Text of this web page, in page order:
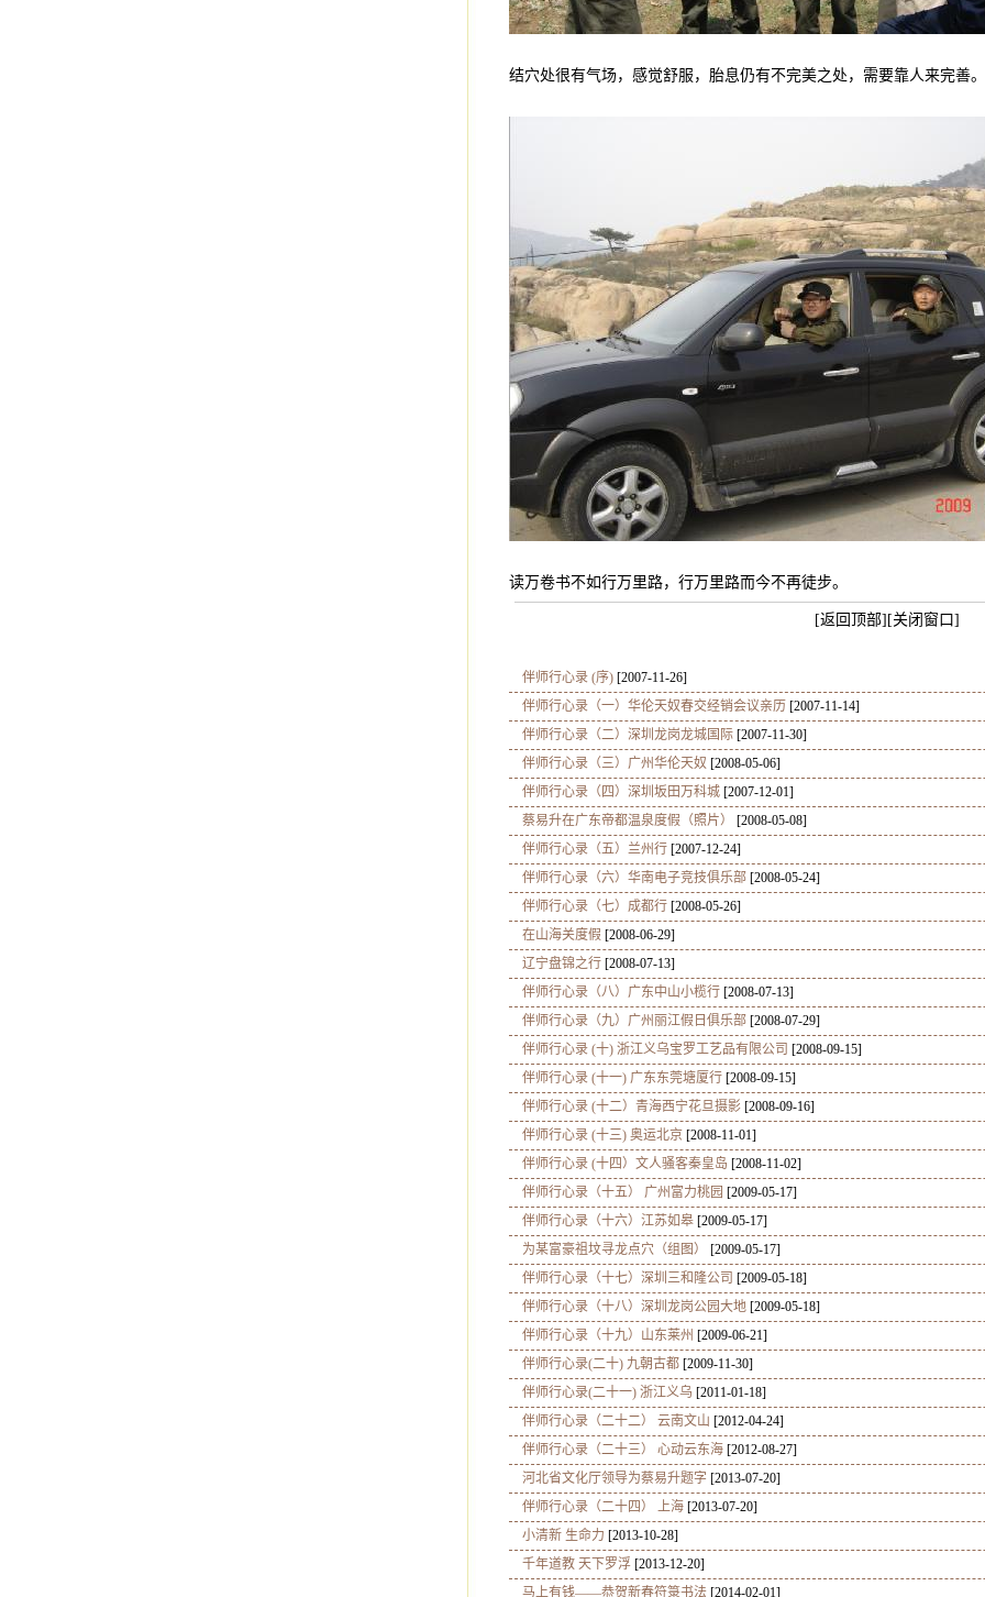
结穴处很有气场，感觉舒服，胎息仍有不完美之处，需要靠人来完善。
读万卷书不如行万里路，行万里路而今不再徒步。
[返回顶部][关闭窗口]
伴师行心录 (序) [2007-11-26]
伴师行心录（一）华伦天奴春交经销会议亲历 [2007-11-14]
伴师行心录（二）深圳龙岗龙城国际 [2007-11-30]
伴师行心录（三）广州华伦天奴 [2008-05-06]
伴师行心录（四）深圳坂田万科城 [2007-12-01]
蔡易升在广东帝都温泉度假（照片）
[2008-05-08]
伴师行心录（五）兰州行 [2007-12-24]
伴师行心录（六）华南电子竞技俱乐部 [2008-05-24]
伴师行心录（七）成都行 [2008-05-26]
在山海关度假 [2008-06-29]
辽宁盘锦之行 [2008-07-13]
伴师行心录（八）广东中山小榄行 [2008-07-13]
伴师行心录（九）广州丽江假日俱乐部 [2008-07-29]
伴师行心录 (十) 浙江义乌宝罗工艺品有限公司 [2008-09-15]
伴师行心录 (十一) 广东东莞塘厦行 [2008-09-15]
伴师行心录 (十二）青海西宁花旦摄影 [2008-09-16]
伴师行心录 (十三) 奥运北京 [2008-11-01]
伴师行心录 (十四）文人骚客秦皇岛 [2008-11-02]
伴师行心录（十五） 广州富力桃园 [2009-05-17]
伴师行心录（十六）江苏如皋 [2009-05-17]
为某富豪祖坟寻龙点穴（组图）
[2009-05-17]
伴师行心录（十七）深圳三和隆公司 [2009-05-18]
伴师行心录（十八）深圳龙岗公园大地 [2009-05-18]
伴师行心录（十九）山东莱州 [2009-06-21]
伴师行心录(二十) 九朝古都 [2009-11-30]
伴师行心录(二十一) 浙江义乌 [2011-01-18]
伴师行心录（二十二） 云南文山 [2012-04-24]
伴师行心录（二十三） 心动云东海 [2012-08-27]
河北省文化厅领导为蔡易升题字 [2013-07-20]
伴师行心录（二十四） 上海 [2013-07-20]
小清新 生命力 [2013-10-28]
千年道教 天下罗浮 [2013-12-20]
马上有钱——恭贺新春符箓书法 [2014-02-01]